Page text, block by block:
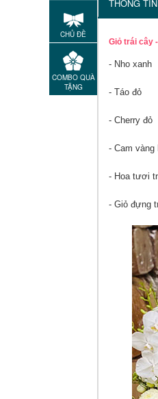
CHỦ ĐỀ
COMBO QUÀ
TẶNG
THÔNG
Giỏ trái cây
- Nho xanh
- Táo đỏ
- Cherry đỏ
- Cam vàng
- Hoa tươi
- Giỏ đựng